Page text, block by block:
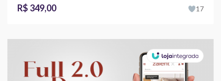
R$ 349,00
17